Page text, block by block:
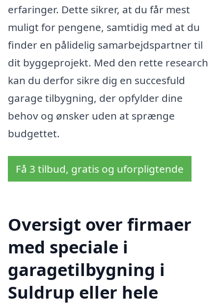
erfaringer. Dette sikrer, at du får mest
muligt for pengene, samtidig med at du
finder en pålidelig samarbejdspartner til
dit byggeprojekt. Med den rette research
kan du derfor sikre dig en succesfuld
garage tilbygning, der opfylder dine
behov og ønsker uden at sprænge
budgettet.
Få 3 tilbud, gratis og uforpligtende
Oversigt over firmaer
med speciale i
garagetilbygning i
Suldrup eller hele